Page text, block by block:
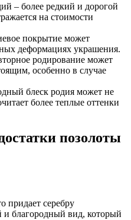
– более редкий и дорогой
на стоимости
покрытие может
деформациях украшения.
родирование может
особенно в случае
блеск родия может не
более теплые оттенки
позолоты
придает серебру
и благородный вид, который